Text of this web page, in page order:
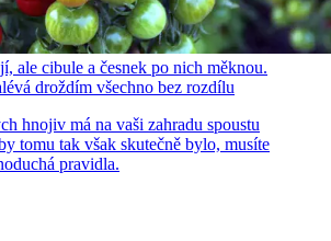
ale cibule a česnek po nich měknou.
droždím všechno bez rozdílu
hnojiv má na vaši zahradu spoustu
tomu tak však skutečně bylo, musíte
pravidla.